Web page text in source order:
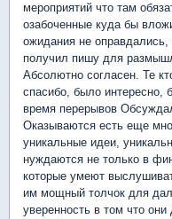
мероприятий что там
озабоченные куда бы
ожидания не
получил пишу для
Абсолютно согласен. Те
спасибо, было интересно,
время перерывов
Оказываются есть еще
уникальные идеи,
нуждаются не только в
которые умеют
им мощный толчок для
уверенность в том что